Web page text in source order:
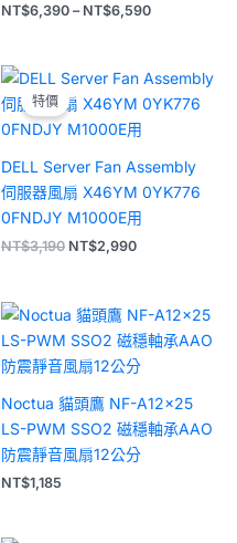
NT$6,390 – NT$6,590
特價
DELL Server Fan Assembly
伺服器風扇 X46YM 0YK776
0FNDJY M1000E用
NT$3,190
原
始
價
格：
NT$2,990
目
價
格：
Noctua 貓頭鷹 NF-A12x25
LS-PWM SSO2 磁穩軸承AAO
防震靜音風扇12公分
NT$1,185